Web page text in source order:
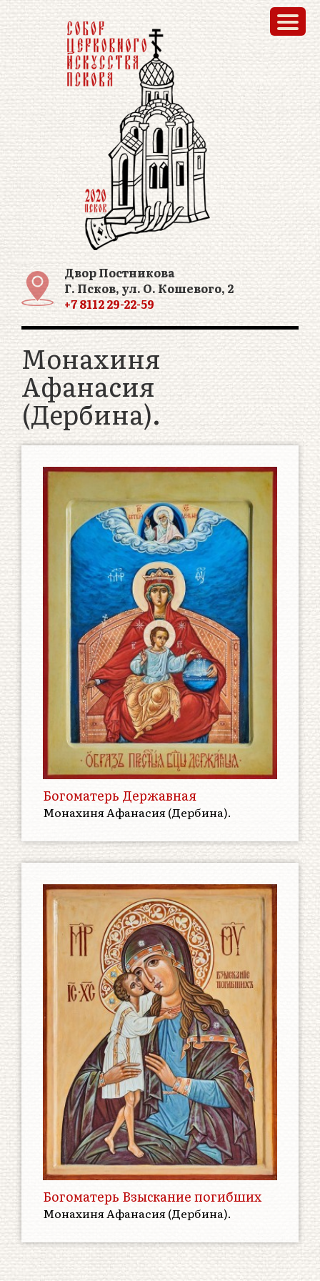
Двор Постникова
Г. Псков, ул. О. Кошевого, 2
+7 8112 29-22-59
Монахиня
Афанасия
(Дербина).
Богоматерь Державная
Монахиня Афанасия (Дербина).
Богоматерь Взыскание погибших
Монахиня Афанасия (Дербина).